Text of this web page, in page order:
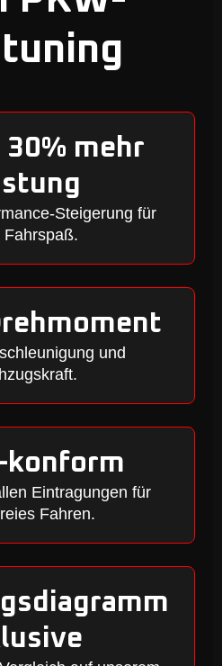
30% mehr
Steigerung für
Fahrspaß.
und
konform
Eintragungen für
Fahren.